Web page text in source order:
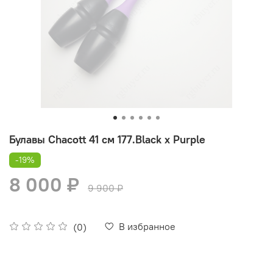
Булавы Chacott 41 см 177.Black х Purple
(0) В избранное
-19%
8 000 ₽ 9 900 ₽